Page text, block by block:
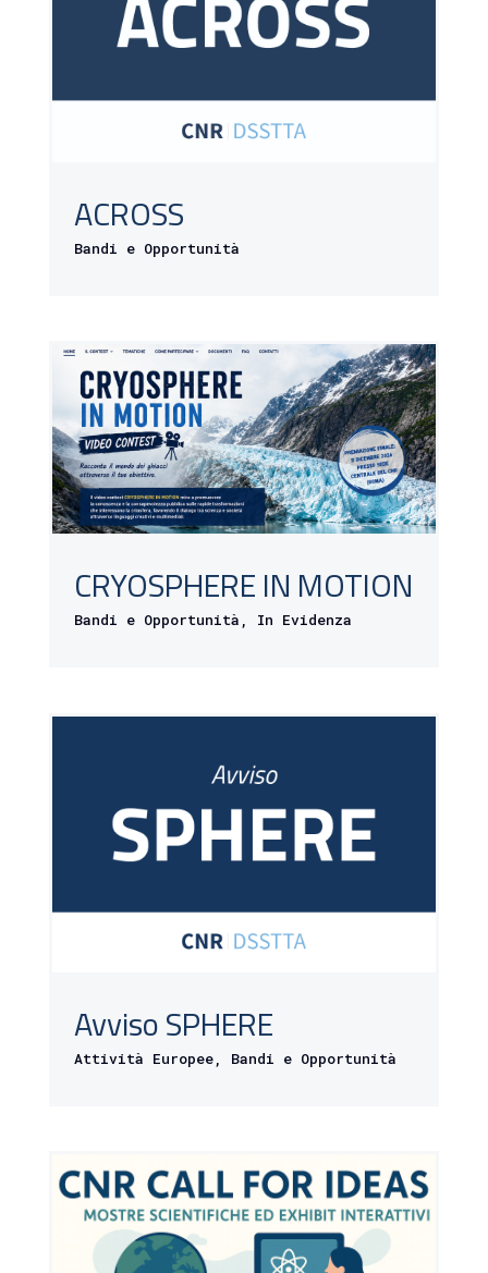
ACROSS
Bandi e Opportunità
CRYOSPHERE IN MOTION
Bandi e Opportunità , In Evidenza
Avviso SPHERE
Attività Europee, Bandi e Opportunità